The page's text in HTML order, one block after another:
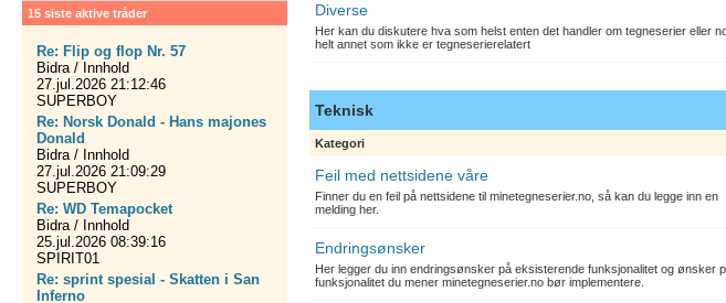
15 siste aktive tråder
Re: Flip og flop Nr. 57
Bidra / Innhold
27.jul.2026 21:12:46
SUPERBOY
Re: Norsk Donald - Hans majones
Donald
Bidra / Innhold
27.jul.2026 21:09:29
SUPERBOY
Re: WD Temapocket
Bidra / Innhold
25.jul.2026 08:39:16
SPIRIT01
Re: sprint spesial - Skatten i San
Inferno
Diverse
Her kan du diskutere hva som helst enten det handler om tegneserier eller
helt annet som ikke er tegneserierelatert
Teknisk
Kategori
Feil med nettsidene våre
Finner du en feil på nettsidene til minetegneserier.no, så kan du legge inn en
melding her.
Endringsønsker
Her legger du inn endringsønsker på eksisterende funksjonalitet og ønsker
funksjonalitet du mener minetegneserier.no bør implementere.